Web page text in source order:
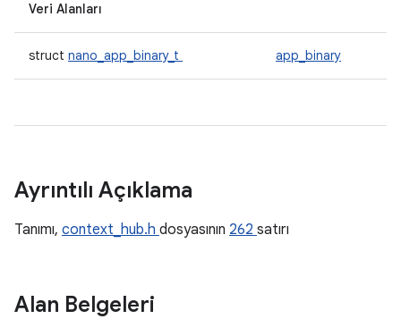
Veri Alanları
struct nano_app_binary_t app_binary
Ayrıntılı Açıklama
Tanımı, context_hub.h dosyasının 262 satırı
Alan Belgeleri